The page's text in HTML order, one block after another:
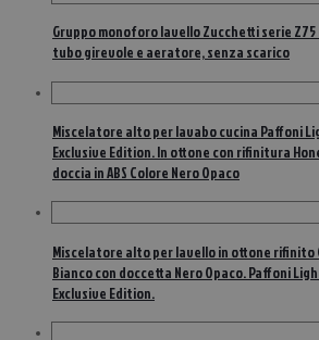
Gruppo monoforo lavello Zucchetti serie Z75
tubo girevole e aeratore, senza scarico
Miscelatore alto per lavabo cucina Paffoni
Exclusive Edition. In ottone con rifinitura
doccia in ABS Colore Nero Opaco
Miscelatore alto per lavello in ottone rifinito
Bianco con doccetta Nero Opaco. Paffoni
Exclusive Edition.